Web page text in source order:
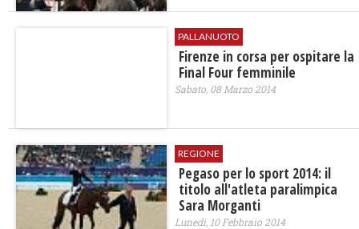
PALLANUOTO
Firenze in corsa per ospitare la
Final Four femminile
Sabato, 08 Marzo 2014
REGIONE
Pegaso per lo sport 2014: il
titolo all'atleta paralimpica
Sara Morganti
Lunedì, 10 Febbraio 2014